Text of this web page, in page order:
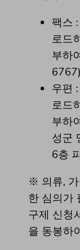
팩스
로드
부하
6767)
우편
로드
부하
성군
6층
※ 의류, 가
한 심의가
구제 신청
을 동봉하